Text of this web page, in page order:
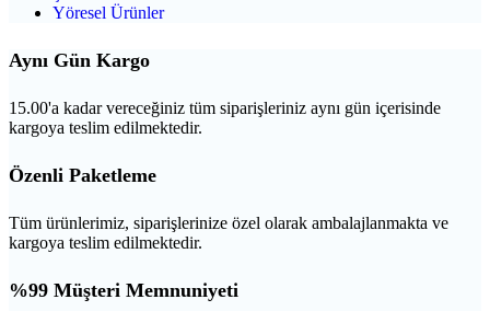
Yöresel Ürünler
Aynı Gün Kargo
15.00'a kadar vereceğiniz tüm siparişleriniz aynı gün içerisinde
kargoya teslim edilmektedir.
Özenli Paketleme
Tüm ürünlerimiz, siparişlerinize özel olarak ambalajlanmakta ve
kargoya teslim edilmektedir.
%99 Müşteri Memnuniyeti